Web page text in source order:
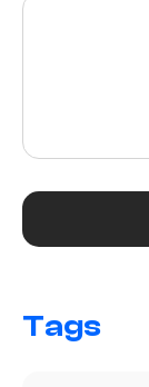
Tags